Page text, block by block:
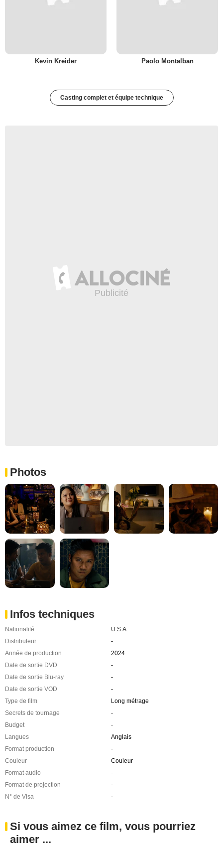
Kevin Kreider Paolo Montalban
Casting complet et équipe technique
Photos
Infos techniques
Nationalité
U.S.A.
Distributeur
-
Année de production
2024
Date de sortie DVD
-
Date de sortie Blu-ray
-
Date de sortie VOD
-
Type de film
Long métrage
Secrets de tournage
-
Budget
-
Langues
Anglais
Format production
-
Couleur
Couleur
Format audio
-
Format de projection
-
N° de Visa
-
Si vous aimez ce film, vous pourriez
aimer ...